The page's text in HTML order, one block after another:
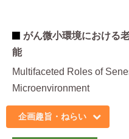
がん微小環境における
能
Multifaceted Roles of
Microenvironment
企画趣旨・ねらい